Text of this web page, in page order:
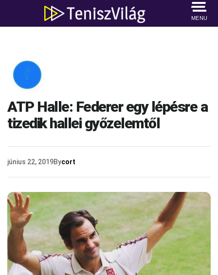
MENU

ATP Halle: Federer egy lépésre a
tizedik hallei győzelemtől
június 22, 2019Bycort